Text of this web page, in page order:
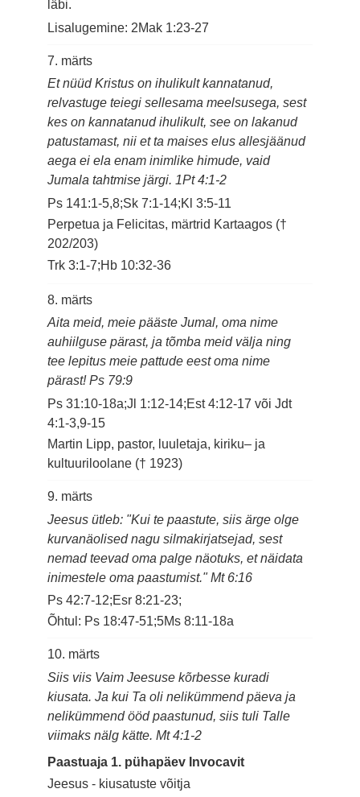
läbi.
Lisalugemine: 2Mak 1:23-27
7. märts
Et nüüd Kristus on ihulikult kannatanud,
relvastuge teiegi sellesama meelsusega, sest
kes on kannatanud ihulikult, see on lakanud
patustamast, nii et ta maises elus allesjäänud
aega ei ela enam inimlike himude, vaid
Jumala tahtmise järgi. 1Pt 4:1-2
Ps 141:1-5,8;Sk 7:1-14;Kl 3:5-11
Perpetua ja Felicitas, märtrid Kartaagos (†
202/203)
Trk 3:1-7;Hb 10:32-36
8. märts
Aita meid, meie pääste Jumal, oma nime
auhiilguse pärast, ja tõmba meid välja ning
tee lepitus meie pattude eest oma nime
pärast! Ps 79:9
Ps 31:10-18a;Jl 1:12-14;Est 4:12-17 või Jdt
4:1-3,9-15
Martin Lipp, pastor, luuletaja, kiriku– ja
kultuuriloolane († 1923)
9. märts
Jeesus ütleb: "Kui te paastute, siis ärge olge
kurvanäolised nagu silmakirjatsejad, sest
nemad teevad oma palge näotuks, et näidata
inimestele oma paastumist." Mt 6:16
Ps 42:7-12;Esr 8:21-23;
Õhtul: Ps 18:47-51;5Ms 8:11-18a
10. märts
Siis viis Vaim Jeesuse kõrbesse kuradi
kiusata. Ja kui Ta oli nelikümmend päeva ja
nelikümmend ööd paastunud, siis tuli Talle
viimaks nälg kätte. Mt 4:1-2
Paastuaja 1. pühapäev Invocavit
Jeesus - kiusatuste võitja